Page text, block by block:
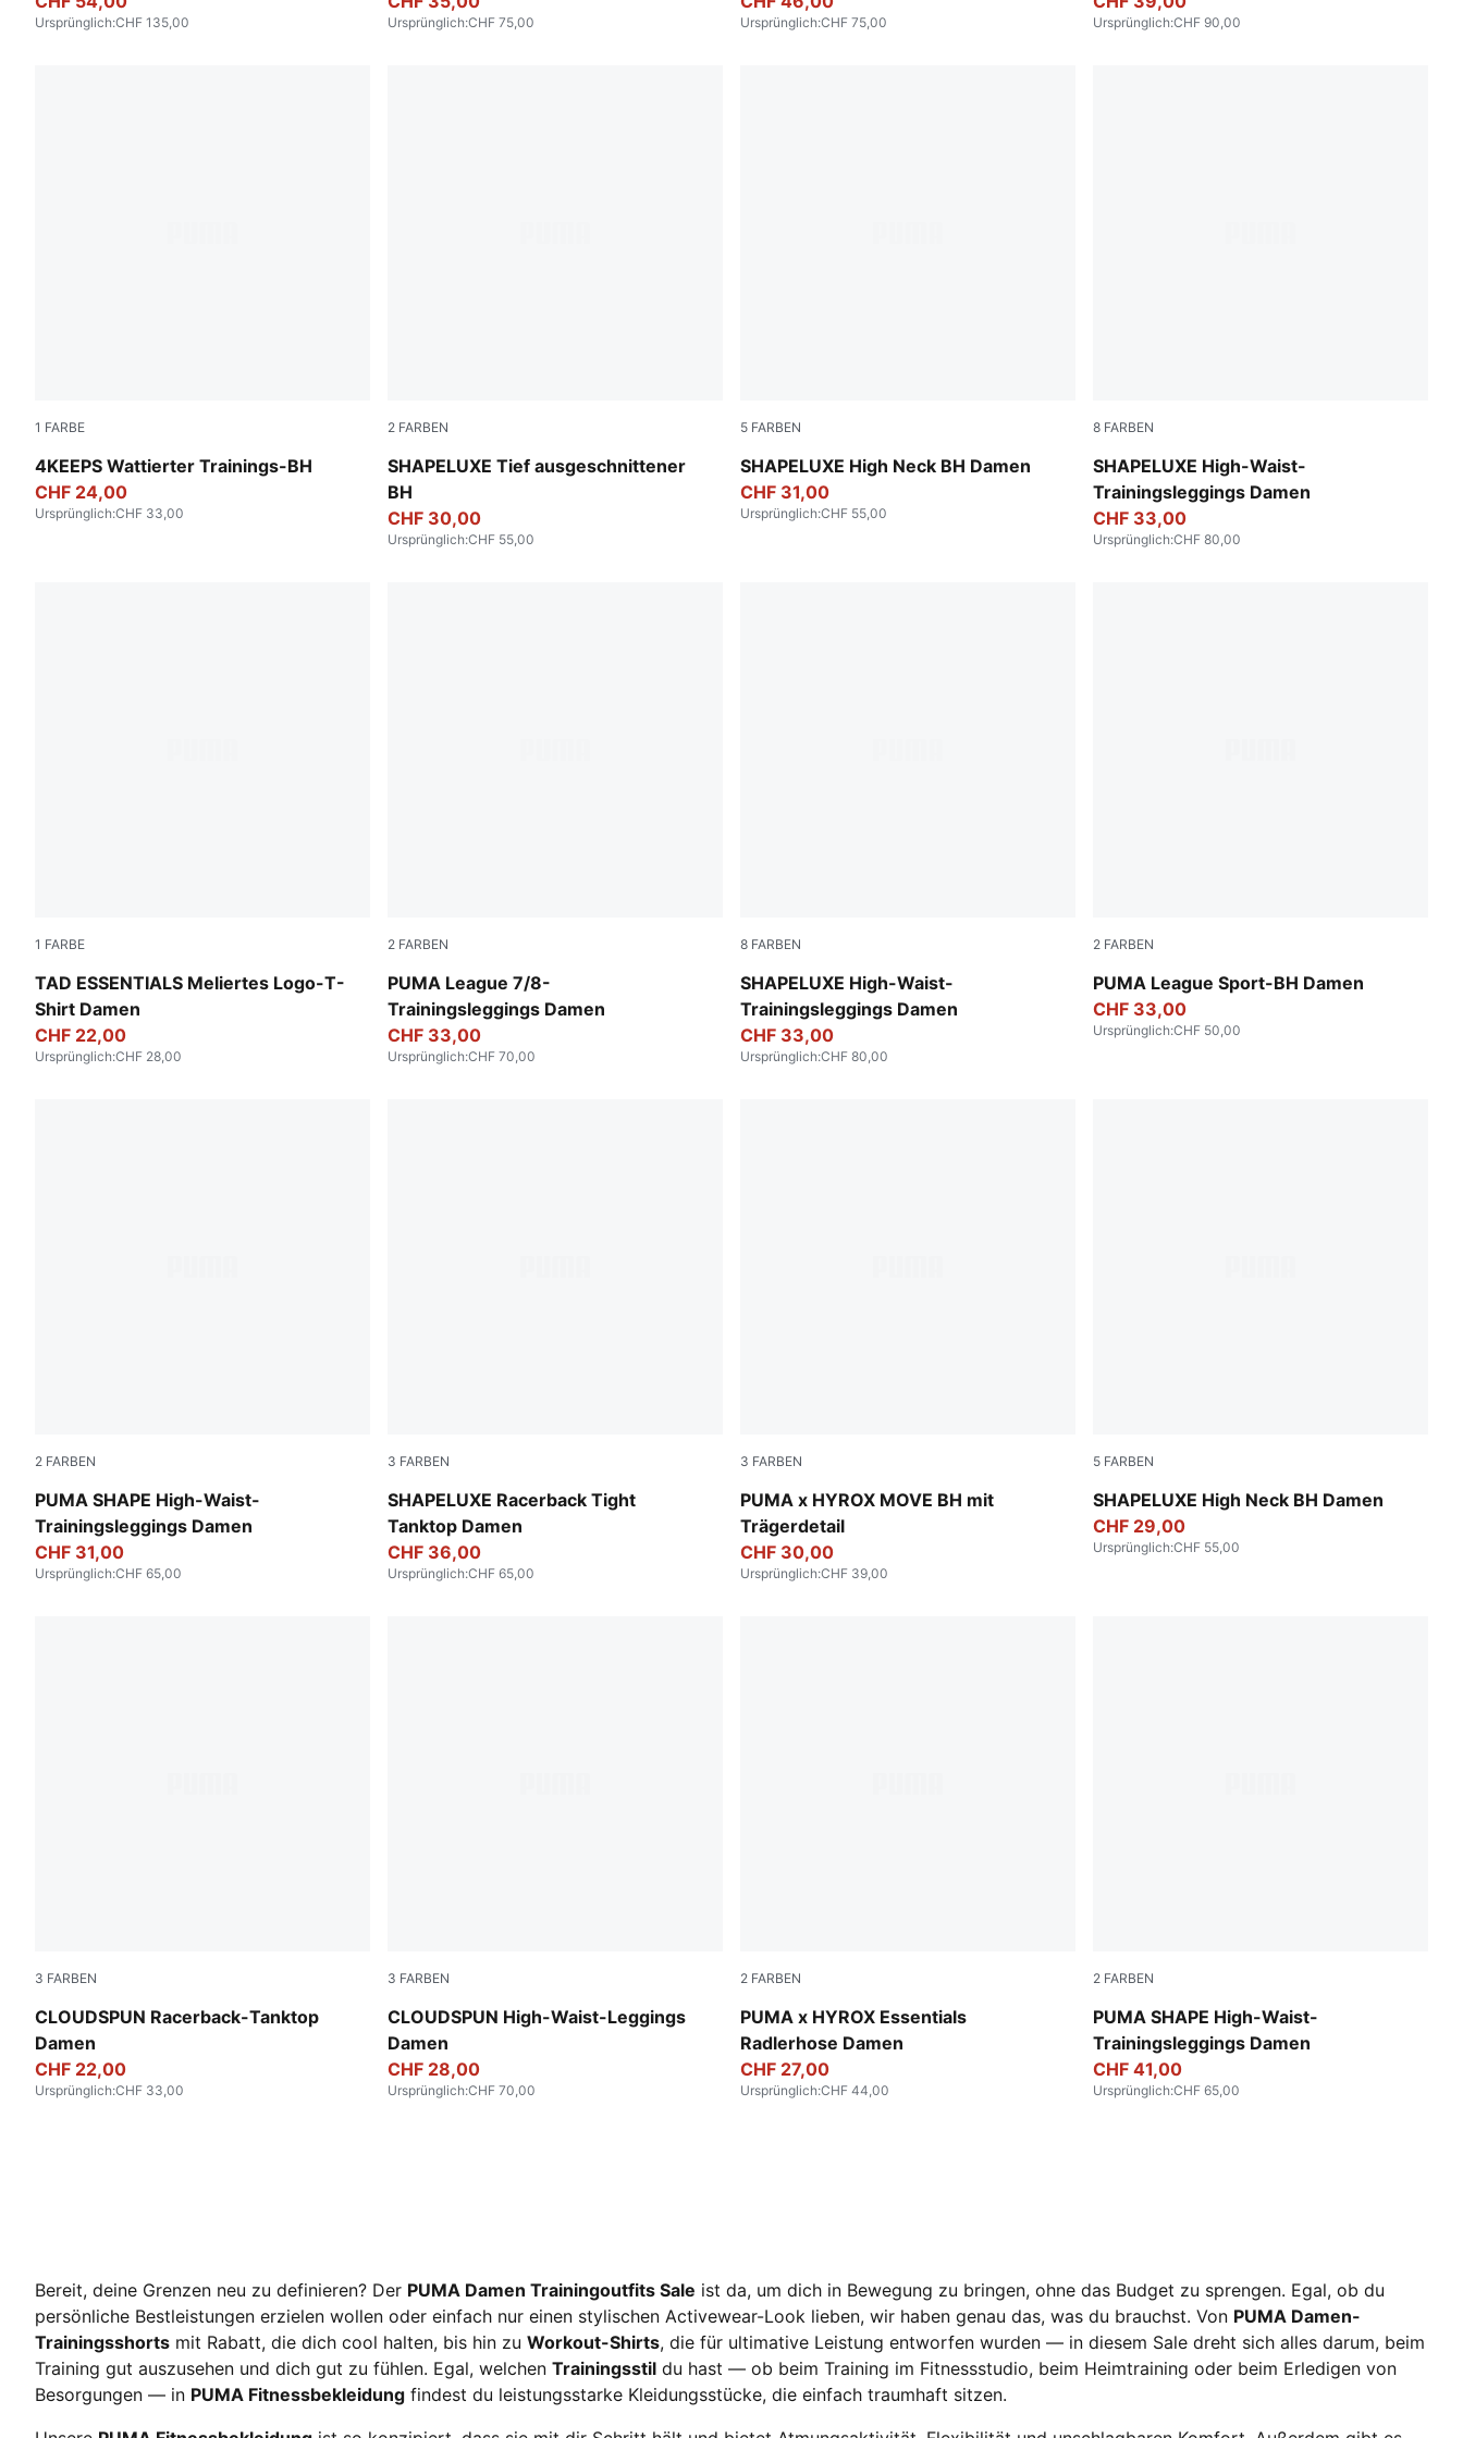
Ursprünglich:CHF 135,00 Ursprünglich:CHF 75,00 Ursprünglich:CHF 75,00 Ursprünglich:CHF 90,00
1 FARBE
4KEEPS Wattierter Trainings-BH
Deep Plum
CHF 24,00
Ursprünglich:CHF 33,00
2 FARBEN
SHAPELUXE Tief ausgeschnittener
BH
Puma Black
CHF 30,00
Ursprünglich:CHF 55,00
5 FARBEN
SHAPELUXE High Neck BH Damen
Puma Black
CHF 31,00
Ursprünglich:CHF 55,00
8 FARBEN
SHAPELUXE High-Waist-
Trainingsleggings Damen
Baltic Sea Blue
CHF 33,00
Ursprünglich:CHF 80,00
1 FARBE
TAD ESSENTIALS Meliertes Logo-T-
Shirt Damen
PUMA Black Heather
CHF 22,00
Ursprünglich:CHF 28,00
2 FARBEN
PUMA League 7/8-
Trainingsleggings Damen
PUMA Black-Flat Medium Gray
CHF 33,00
Ursprünglich:CHF 70,00
8 FARBEN
SHAPELUXE High-Waist-
Trainingsleggings Damen
Sandstone
CHF 33,00
Ursprünglich:CHF 80,00
2 FARBEN
PUMA League Sport-BH Damen
PUMA Black-Flat Medium Gray
CHF 33,00
Ursprünglich:CHF 50,00
2 FARBEN
PUMA SHAPE High-Waist-
Trainingsleggings Damen
Puma Black
CHF 31,00
Ursprünglich:CHF 65,00
3 FARBEN
SHAPELUXE Racerback Tight
Tanktop Damen
Baltic Sea Blue
CHF 36,00
Ursprünglich:CHF 65,00
3 FARBEN
PUMA x HYROX MOVE BH mit
Trägerdetail
Puma Black
CHF 30,00
Ursprünglich:CHF 39,00
5 FARBEN
SHAPELUXE High Neck BH Damen
Baltic Sea Blue
CHF 29,00
Ursprünglich:CHF 55,00
3 FARBEN
CLOUDSPUN Racerback-Tanktop
Damen
Puma Black
CHF 22,00
Ursprünglich:CHF 33,00
3 FARBEN
CLOUDSPUN High-Waist-Leggings
Damen
Sandstone
CHF 28,00
Ursprünglich:CHF 70,00
2 FARBEN
PUMA x HYROX Essentials
Radlerhose Damen
Puma Black
CHF 27,00
Ursprünglich:CHF 44,00
2 FARBEN
PUMA SHAPE High-Waist-
Trainingsleggings Damen
Baltic Sea Blue
CHF 41,00
Ursprünglich:CHF 65,00
Bereit, deine Grenzen neu zu definieren? Der PUMA Damen Trainingoutfits Sale ist da, um dich in Bewegung zu bringen, ohne das Budget zu sprengen. Egal, ob du
persönliche Bestleistungen erzielen wollen oder einfach nur einen stylischen Activewear-Look lieben, wir haben genau das, was du brauchst. Von PUMA Damen-
Trainingsshorts mit Rabatt, die dich cool halten, bis hin zu Workout-Shirts, die für ultimative Leistung entworfen wurden — in diesem Sale dreht sich alles darum, beim
Training gut auszusehen und dich gut zu fühlen. Egal, welchen Trainingsstil du hast — ob beim Training im Fitnessstudio, beim Heimtraining oder beim Erledigen von
Besorgungen — in PUMA Fitnessbekleidung findest du leistungsstarke Kleidungsstücke, die einfach traumhaft sitzen.